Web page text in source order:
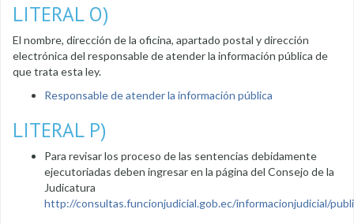
LITERAL O)
El nombre, dirección de la oficina, apartado postal y dirección
electrónica del responsable de atender la información pública de
que trata esta ley.
Responsable de atender la información pública
LITERAL P)
Para revisar los proceso de las sentencias debidamente
ejecutoriadas deben ingresar en la página del Consejo de la
Judicatura
http://consultas.funcionjudicial.gob.ec/informacionjudicial/